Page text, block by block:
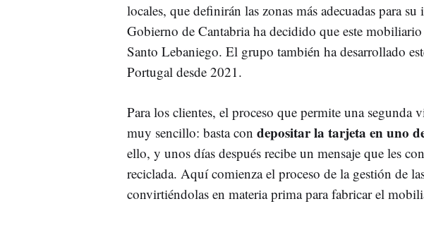
locales, que definirán las zonas más adecuadas para
Gobierno de Cantabria ha decidido que este
Santo Lebaniego. El grupo también ha desarrollado
Portugal desde 2021.
Para los clientes, el proceso que permite una segunda
muy sencillo: basta con depositar la tarjeta en uno
ello, y unos días después recibe un mensaje que les
reciclada. Aquí comienza el proceso de la gestión de
convirtiéndolas en materia prima para fabricar el